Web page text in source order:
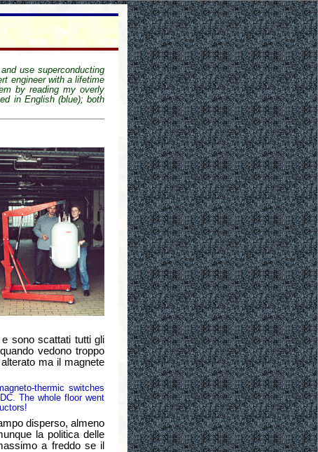
use superconducting
engineer with a lifetime
by reading my overly
in English (blue); both
sono scattati tutti gli
vedono troppo
ma il magnete
thermic switches
The whole floor went
disperso, almeno
la politica delle
a freddo se il